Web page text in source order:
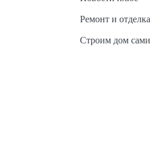
Ремонт и отделка
Строим дом сами